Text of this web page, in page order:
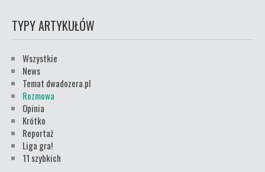
TYPY ARTYKUŁÓW
Wszystkie
News
Temat dwadozera.pl
Rozmowa
Opinia
Krótko
Reportaż
Liga gra!
11 szybkich